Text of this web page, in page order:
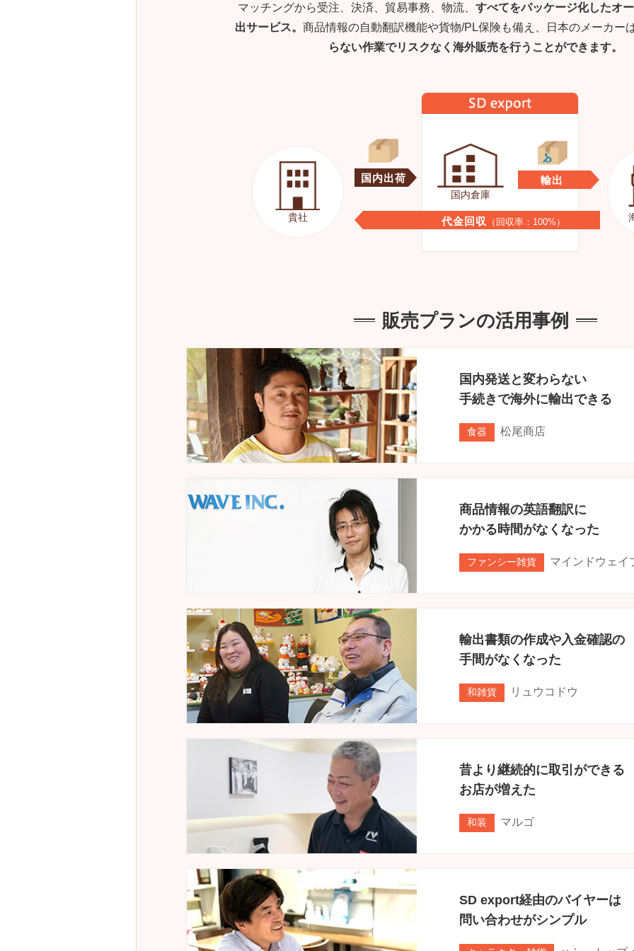
マッチングから受注、決済、貿易事務、物流、 すべてをパッケージ化したオ
出サービス。 商品情報の自動翻訳機能や貨物/PL保険も備え、日本のメーカー
らない作業でリスクなく海外販売を行うことができます。
貴社
国内出荷
国内倉庫
輸出
代金回収 （回収率：100%）
販売プランの活用事例
国内発送と変わらない
手続きで海外に輸出できる
食器 松尾商店
商品情報の英語翻訳に
かかる時間がなくなった
ファンシー雑貨 マインドウェイ
輸出書類の作成や入金確認の
手間がなくなった
和雑貨 リュウコドウ
昔より継続的に取引ができる
お店が増えた
和装 マルゴ
SD export経由のバイヤーは
問い合わせがシンプル